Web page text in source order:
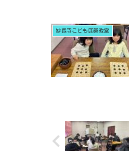
妙長寺こども囲碁教室